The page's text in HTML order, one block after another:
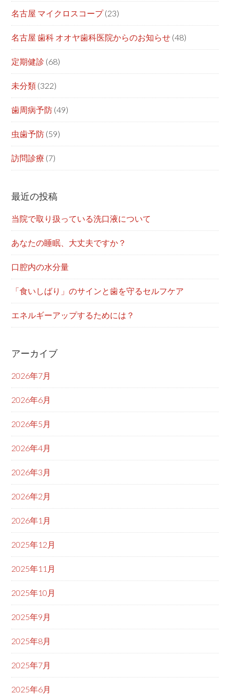
名古屋 マイクロスコープ(23)
名古屋 歯科 オオヤ歯科医院からのお知らせ (48)
定期健診 (68)
未分類 (322)
歯周病予防 (49)
虫歯予防 (59)
訪問診療 (7)
最近の投稿
当院で取り扱っている洗口液について
あなたの睡眠、大丈夫ですか？
口腔内の水分量
「食いしばり」のサインと歯を守るセルフケア
エネルギーアップするためには？
アーカイブ
2026年7月
2026年6月
2026年5月
2026年4月
2026年3月
2026年2月
2026年1月
2025年12月
2025年11月
2025年10月
2025年9月
2025年8月
2025年7月
2025年6月